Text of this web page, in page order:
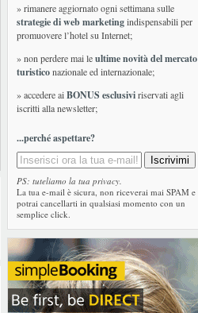
» rimanere aggiornato ogni settimana sulle
strategie di web marketingindispensabili per
promuovere l’hotel su Internet;
» non perdere mai leultime novità del mercato
turisticonazionale ed internazionale;
» accedere aiBONUS esclusiviriservati agli
iscritti alla newsletter;
...perché aspettare?
PS: tuteliamo la tua privacy.
La tua e-mail è sicura, non riceverai mai SPAM e
potrai cancellarti in qualsiasi momento con un
semplice click.